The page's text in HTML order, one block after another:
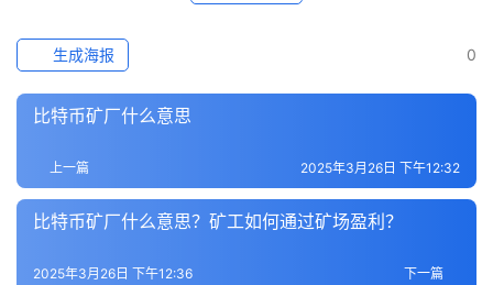
0
生成海报
比特币矿厂什么意思
上一篇 2025年3月26日 下午12:32
比特币矿厂什么意思？矿工如何通过矿场盈利？
下一篇
2025年3月26日 下午12:36